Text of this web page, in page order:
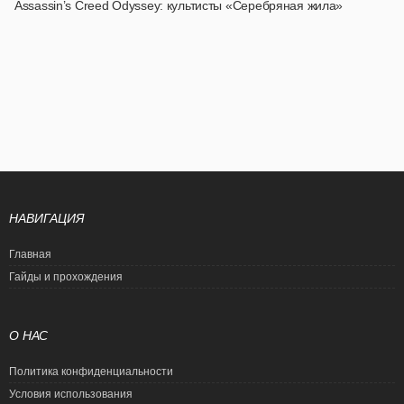
Assassin’s Creed Odyssey: культисты «Серебряная жила»
НАВИГАЦИЯ
Главная
Гайды и прохождения
О НАС
Политика конфиденциальности
Условия использования